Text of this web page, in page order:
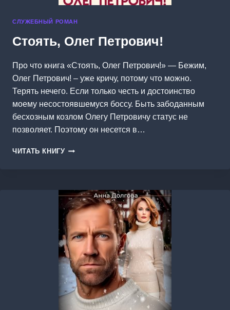
СЛУЖЕБНЫЙ РОМАН
Стоять, Олег Петрович!
Про что книга «Стоять, Олег Петрович!» — Бежим,
Олег Петрович! – уже кричу, потому что можно.
Терять нечего. Если только честь и достоинство
моему несостоявшемуся боссу. Быть забоданным
бесхозным козлом Олегу Петровичу статус не
позволяет. Поэтому он несется в…
ЧИТАТЬ КНИГУ СТОЯТЬ,